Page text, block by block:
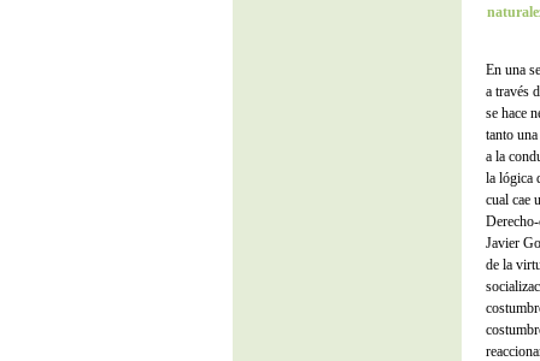
En una
a través
se hace
tanto
a la
la lógica
cual cae
Javier
de la